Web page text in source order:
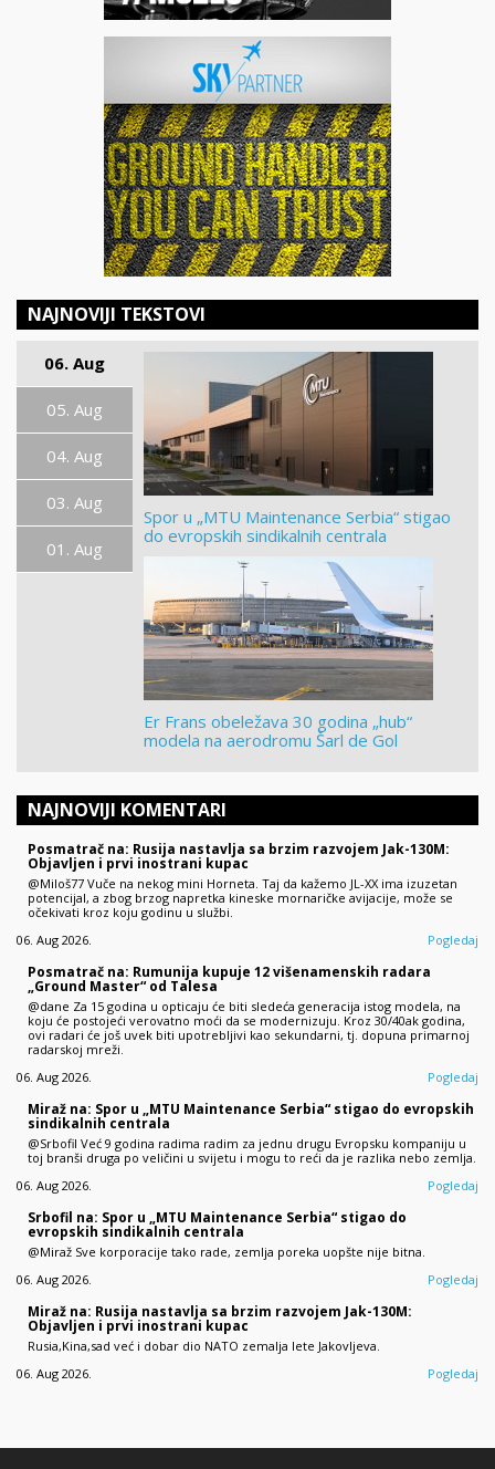
NAJNOVIJI TEKSTOVI
06. Aug
05. Aug
04. Aug
03. Aug
01. Aug
Spor u „MTU Maintenance Serbia“ stigao
do evropskih sindikalnih centrala
Er Frans obeležava 30 godina „hub“
modela na aerodromu Šarl de Gol
NAJNOVIJI KOMENTARI
Posmatrač na: Rusija nastavlja sa brzim razvojem Jak-130M:
Objavljen i prvi inostrani kupac
@Miloš77 Vuče na nekog mini Horneta. Taj da kažemo JL-XX ima izuzetan
potencijal, a zbog brzog napretka kineske mornaričke avijacije, može se
očekivati kroz koju godinu u službi.
06. Aug 2026.
Pogledaj
Posmatrač na: Rumunija kupuje 12 višenamenskih radara
„Ground Master“ od Talesa
@dane Za 15 godina u opticaju će biti sledeća generacija istog modela, na
koju će postojeći verovatno moći da se modernizuju. Kroz 30/40ak godina,
ovi radari će još uvek biti upotrebljivi kao sekundarni, tj. dopuna primarnoj
radarskoj mreži.
06. Aug 2026.
Pogledaj
Miraž na: Spor u „MTU Maintenance Serbia“ stigao do evropskih
sindikalnih centrala
@Srbofil Već 9 godina radima radim za jednu drugu Evropsku kompaniju u
toj branši druga po veličini u svijetu i mogu to reći da je razlika nebo zemlja.
06. Aug 2026.
Pogledaj
Srbofil na: Spor u „MTU Maintenance Serbia“ stigao do
evropskih sindikalnih centrala
@Miraž Sve korporacije tako rade, zemlja poreka uopšte nije bitna.
06. Aug 2026.
Pogledaj
Miraž na: Rusija nastavlja sa brzim razvojem Jak-130M:
Objavljen i prvi inostrani kupac
Rusia,Kina,sad već i dobar dio NATO zemalja lete Jakovljeva.
06. Aug 2026.
Pogledaj